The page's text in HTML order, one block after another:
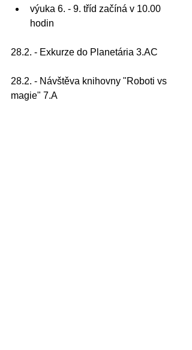
výuka 6. - 9. tříd začíná v 10.00
hodin
28.2. - Exkurze do Planetária 3.AC
28.2. - Návštěva knihovny "Roboti vs
magie" 7.A